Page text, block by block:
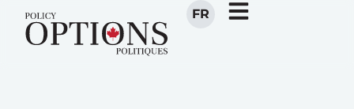
FR